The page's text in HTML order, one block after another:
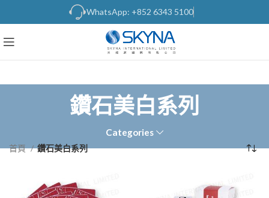
WhatsApp: +852 6343 5100
鑽石美白系列
Categories
首頁 鑽石美白系列